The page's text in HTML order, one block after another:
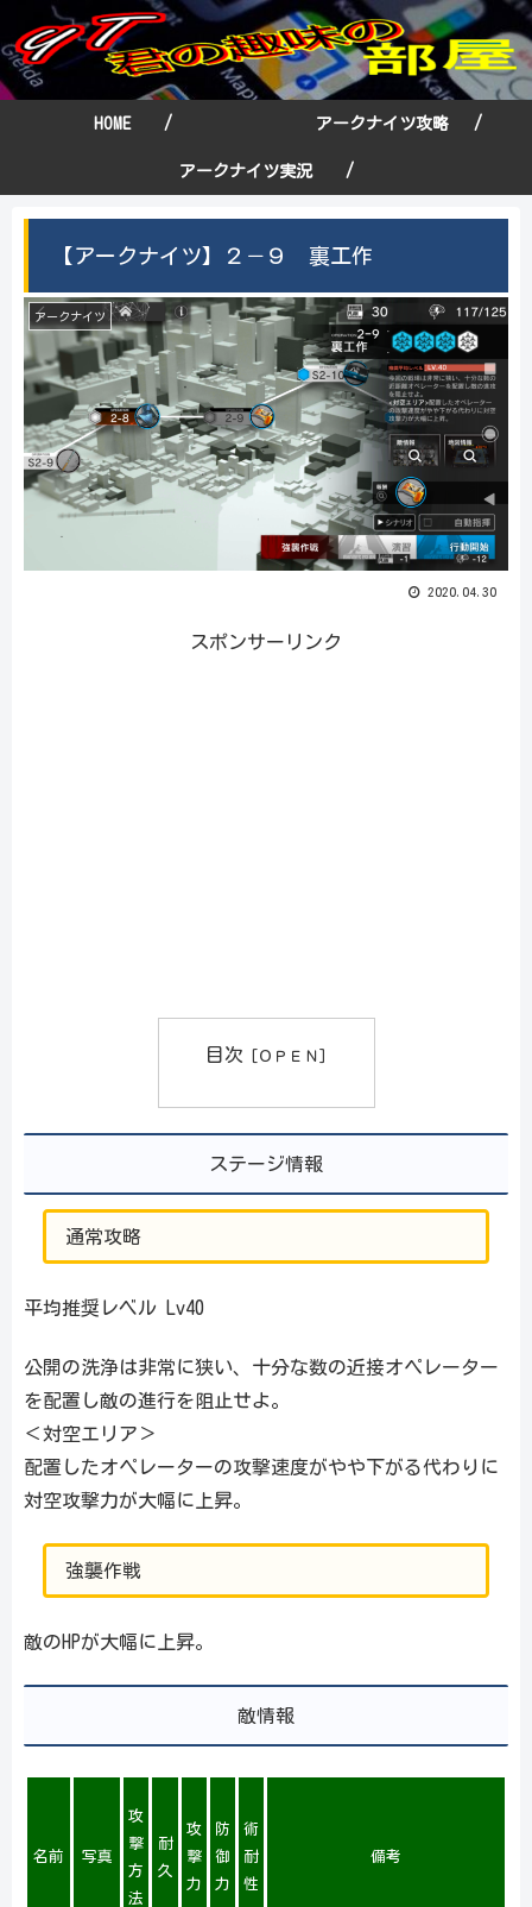
HOME / アークナイツ攻略 /
アークナイツ実況 /
【アークナイツ】２－９ 裏工作
アークナイツ
2020.04.30
スポンサーリンク
目次
ステージ情報
通常攻略
平均推奨レベル Lv40
公開の洗浄は非常に狭い、十分な数の近接オペレーター
を配置し敵の進行を阻止せよ。
＜対空エリア＞
配置したオペレーターの攻撃速度がやや下がる代わりに
対空攻撃力が大幅に上昇。
強襲作戦
敵のHPが大幅に上昇。
敵情報
名前 写真
攻
撃
方
法
耐
久
攻
撃
力
防
御
力
術
耐
性
備考